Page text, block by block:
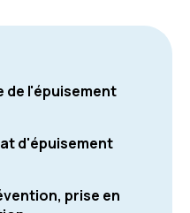
de l'épuisement
d'épuisement
prise en